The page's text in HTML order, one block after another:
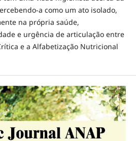
a como um ato isolado,
na própria saúde,
e urgência de articulação entre
e a Alfabetização Nutricional